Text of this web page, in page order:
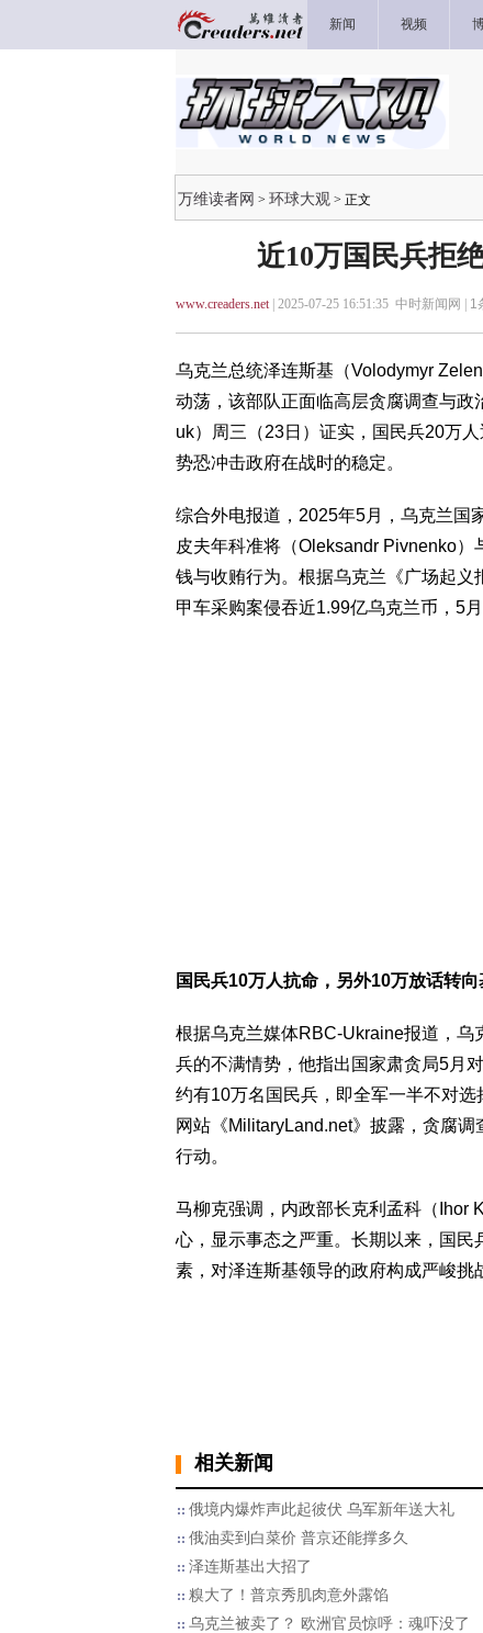
新闻 视频
万维读者网 > 环球大观 > 正文
近10万国民兵拒
www.creaders.net| 2025-07-25 16:51:35 中时新闻网 | 1
乌克兰总统泽连斯基（Volodymyr
动荡，该部队正面临高层贪腐调查与
uk）周三（23日）证实，国民兵20万
势恐冲击政府在战时的稳定。
综合外电报道，2025年5月，乌克兰国
皮夫年科准将（Oleksandr Pivnenko
钱与收贿行为。根据乌克兰《广场起
甲车采购案侵吞近1.99亿乌克兰币，5
国民兵10万人抗命，另外10万放话转向
根据乌克兰媒体RBC-Ukraine报道，
兵的不满情势，他指出国家肃贪局5月
约有10万名国民兵，即全军一半不对
网站《MilitaryLand.net》披露，贪腐
行动。
马柳克强调，内政部长克利孟科（Ihor
心，显示事态之严重。长期以来，国民
素，对泽连斯基领导的政府构成严峻挑
相关新闻
俄境内爆炸声此起彼伏 乌军新年送大礼
俄油卖到白菜价 普京还能撑多久
泽连斯基出大招了
糗大了！普京秀肌肉意外露馅
乌克兰被卖了？ 欧洲官员惊呼：魂吓没了